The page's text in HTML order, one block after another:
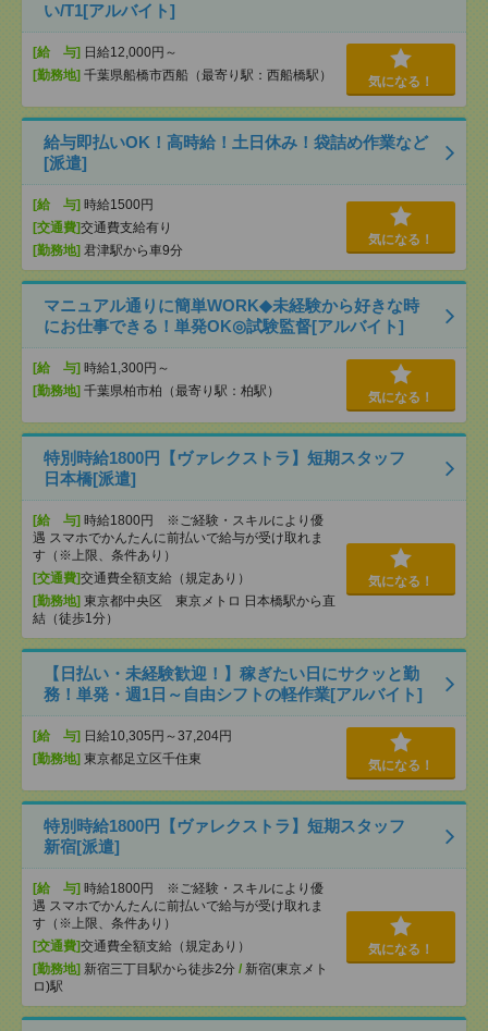
い/T1[アルバイト]
[給 与] 日給12,000円～
[勤務地] 千葉県船橋市西船（最寄り駅：西船橋駅） 気になる！
給与即払いOK！高時給！土日休み！袋詰め作業など
[派遣]
[給 与] 時給1500円
[交通費]交通費支給有り
[勤務地] 君津駅から車9分
気になる！
マニュアル通りに簡単WORK◆未経験から好きな時
にお仕事できる！単発OK◎試験監督[アルバイト]
[給 与] 時給1,300円～
[勤務地] 千葉県柏市柏（最寄り駅：柏駅） 気になる！
特別時給1800円【ヴァレクストラ】短期スタッフ
日本橋[派遣]
[給 与] 時給1800円 ※ご経験・スキルにより優
遇 スマホでかんたんに前払いで給与が受け取れま
す（※上限、条件あり）
[交通費]交通費全額支給（規定あり）
[勤務地] 東京都中央区 東京メトロ 日本橋駅から直
結（徒歩1分）
気になる！
【日払い・未経験歓迎！】稼ぎたい日にサクッと勤
務！単発・週1日～自由シフトの軽作業[アルバイト]
[給 与] 日給10,305円～37,204円
[勤務地] 東京都足立区千住東 気になる！
特別時給1800円【ヴァレクストラ】短期スタッフ
新宿[派遣]
[給 与] 時給1800円 ※ご経験・スキルにより優
遇 スマホでかんたんに前払いで給与が受け取れま
す（※上限、条件あり）
[交通費]交通費全額支給（規定あり）
[勤務地] 新宿三丁目駅から徒歩2分 / 新宿(東京メト
ロ)駅
気になる！